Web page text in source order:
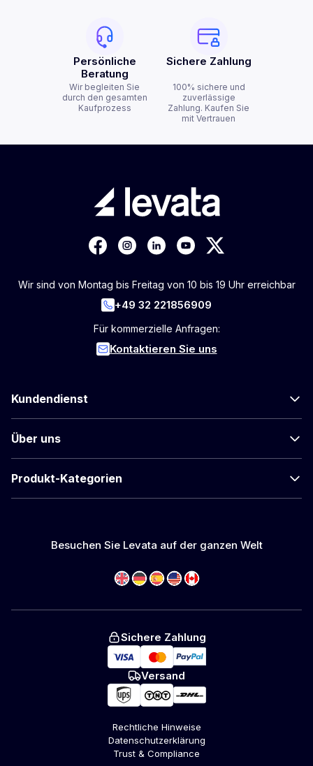
Persönliche
Beratung
Wir begleiten Sie
durch den gesamten
Kaufprozess
Sichere Zahlung
100% sichere und
zuverlässige
Zahlung. Kaufen Sie
mit Vertrauen
Wir sind von Montag bis Freitag von 10 bis 19 Uhr erreichbar
+49 32 221856909
Für kommerzielle Anfragen:
Kontaktieren Sie uns
Kundendienst
Über uns
Produkt-Kategorien
Besuchen Sie Levata auf der ganzen Welt
Sichere Zahlung
Versand
Rechtliche Hinweise
Datenschutzerklärung
Trust & Compliance